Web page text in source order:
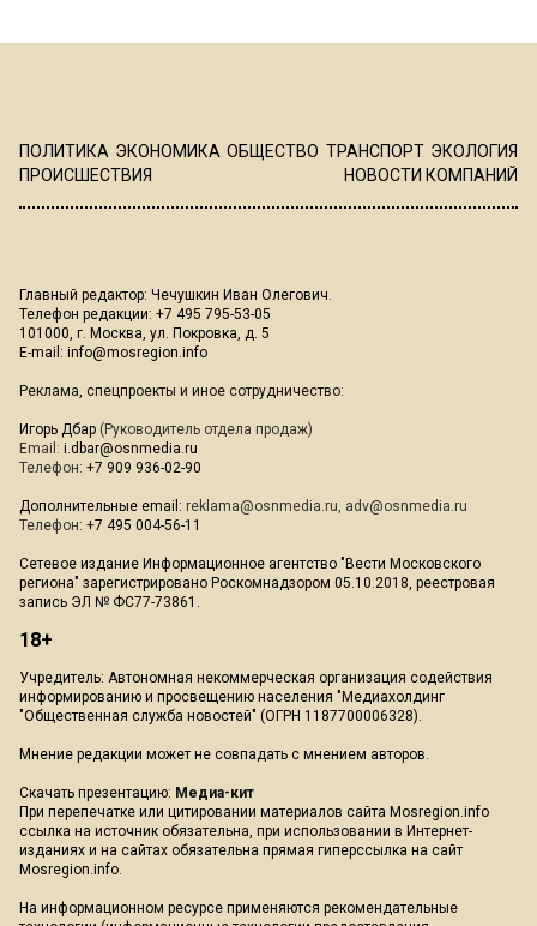
ПОЛИТИКА ЭКОНОМИКА ОБЩЕСТВО ТРАНСПОРТ ЭКОЛОГИЯ
ПРОИСШЕСТВИЯ
НОВОСТИ КОМПАНИЙ
Главный редактор: Чечушкин Иван Олегович.
Телефон редакции: +7 495 795-53-05
101000, г. Москва, ул. Покровка, д. 5
E-mail: info@mosregion.info
Реклама, спецпроекты и иное сотрудничество:
Игорь Дбар (Руководитель отдела продаж)
Email: i.dbar@osnmedia.ru
Телефон: +7 909 936-02-90
Дополнительные email: reklama@osnmedia.ru, adv@osnmedia.ru
Телефон: +7 495 004-56-11
Сетевое издание Информационное агентство "Вести Московского
региона" зарегистрировано Роскомнадзором 05.10.2018, реестровая
запись ЭЛ № ФС77-73861.
18+
Учредитель: Автономная некоммерческая организация содействия
информированию и просвещению населения "Медиахолдинг
"Общественная служба новостей" (ОГРН 1187700006328).
Мнение редакции может не совпадать с мнением авторов.
Скачать презентацию: Медиа-кит
При перепечатке или цитировании материалов сайта Mosregion.info
ссылка на источник обязательна, при использовании в Интернет-
изданиях и на сайтах обязательна прямая гиперссылка на сайт
Mosregion.info.
На информационном ресурсе применяются рекомендательные